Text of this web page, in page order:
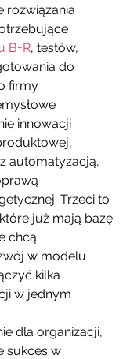
rozwiązania
B+R, testów,
do
firmy
innowacji
automatyzacją,
Trzeci to
już mają bazę
chcą
w modelu
kilka
w jednym
dla organizacji,
sukces w